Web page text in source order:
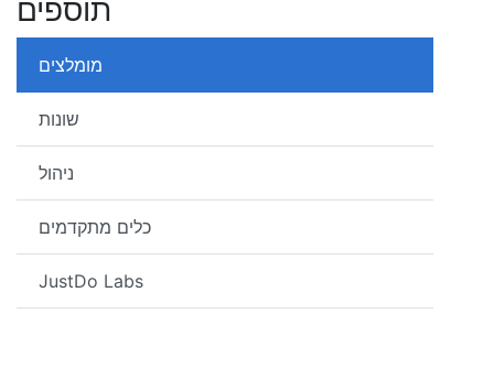
תוספים
מומלצים
שונות
ניהול
כלים מתקדמים
JustDo Labs